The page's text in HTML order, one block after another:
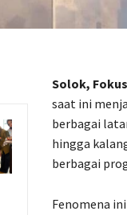
Solok,
saat ini
berbagai
hingga
berbagai
Fenomena